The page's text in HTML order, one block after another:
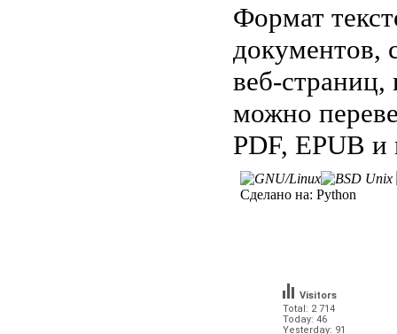
Формат
документов,
веб-
можно
PDF, EPUB
Сделано на: Python
Total: 2 714
Today: 46
Yesterday: 91
Visitors